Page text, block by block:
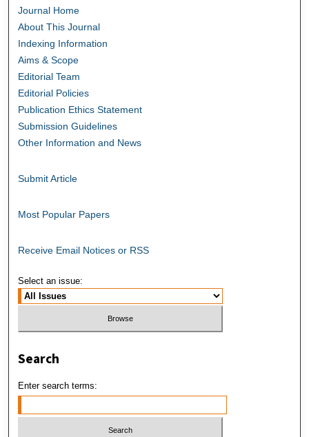
Journal Home
About This Journal
Indexing Information
Aims & Scope
Editorial Team
Editorial Policies
Publication Ethics Statement
Submission Guidelines
Other Information and News
Submit Article
Most Popular Papers
Receive Email Notices or RSS
Select an issue:
Search
Enter search terms: